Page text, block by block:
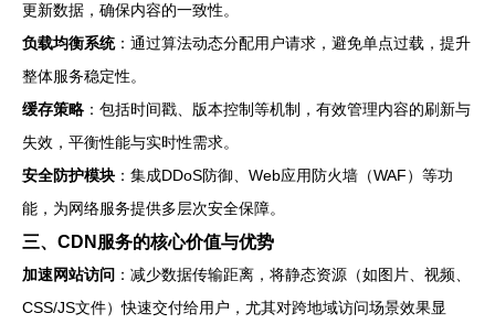
更新数据，确保内容的一致性。
负载均衡系统：通过算法动态分配用户请求，避免单点过载，提升
整体服务稳定性。
缓存策略 ：包括时间戳、版本控制等机制，有效管理内容的刷新与
失效，平衡性能与实时性需求。
安全防护模块 ：集成DDoS防御、Web应用防火墙（WAF）等功
能，为网络服务提供多层次安全保障。
三、CDN服务的核心价值与优势
加速网站访问 ：减少数据传输距离，将静态资源（如图片、视频、
CSS/JS文件）快速交付给用户，尤其对跨地域访问场景效果显